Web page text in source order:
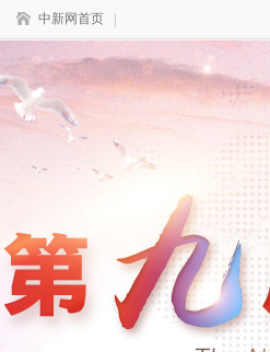
中新网首页